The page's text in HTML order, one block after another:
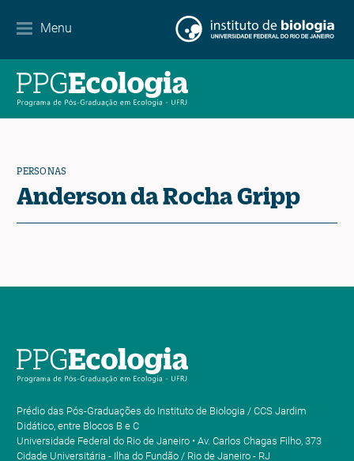
Menu
EN ES PT
PERSONAS
Anderson da Rocha Gripp
Prédio das Pós-Graduações do Instituto de Biologia / CCS Jardim
Didático, entre Blocos B e C
Universidade Federal do Rio de Janeiro • Av. Carlos Chagas Filho, 373
Cidade Universitária - Ilha do Fundão / Rio de Janeiro - RJ